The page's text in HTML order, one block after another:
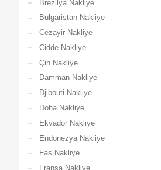
Brezilya Nakliye
Bulgaristan Nakliye
Cezayir Nakliye
Cidde Nakliye
Çin Nakliye
Damman Nakliye
Djibouti Nakliye
Doha Nakliye
Ekvador Nakliye
Endonezya Nakliye
Fas Nakliye
Fransa Nakliye